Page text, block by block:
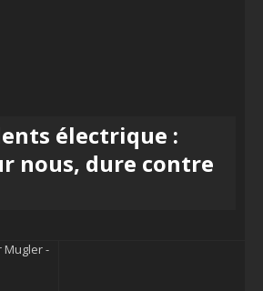
électrique :
nous, dure contre